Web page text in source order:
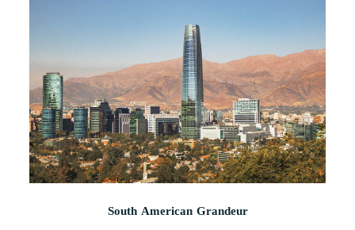
South American Grandeur